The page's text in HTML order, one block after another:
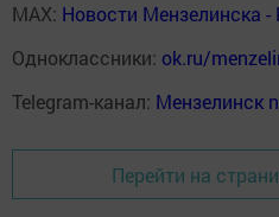
MAX: Новости Мензелинска -
Одноклассники: ok.ru/
Telegram-канал: Мензелинск
Перейти на